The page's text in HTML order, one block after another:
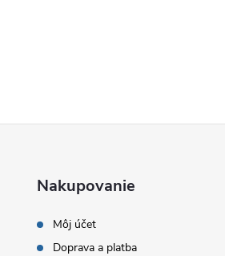
Nakupovanie
Môj účet
Doprava a platba